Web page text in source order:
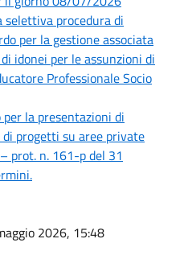
procedura di
per la gestione associata
idonei per le assunzioni di
Professionale Socio
la presentazioni di
progetti su aree private
prot. n. 161-p del 31
2026, 15:48